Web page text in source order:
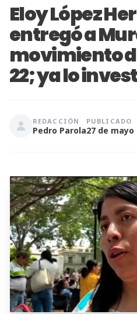
Eloy López
entregó a
movimiento
22; ya lo
REDACCIÓN
Pedro Parola
PUBLICADO
27 de mayo